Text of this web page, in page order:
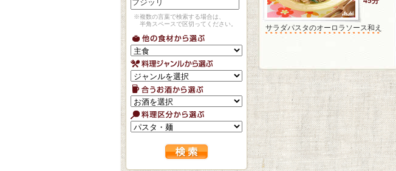
※複数の言葉で検索する場合は、
半角スペースで区切ってください。
サラダパスタのオーロラソース和え